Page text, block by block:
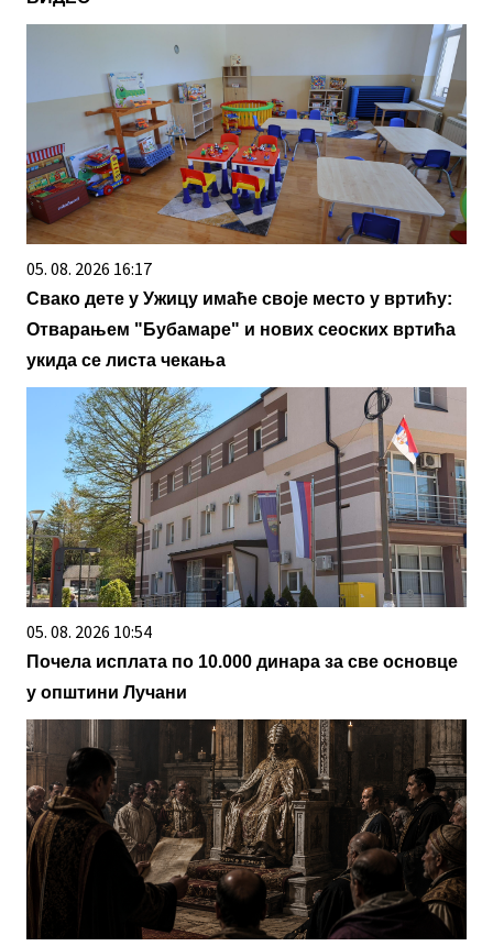
05. 08. 2026 16:17
Свако дете у Ужицу имаће своје место у вртићу:
Отварањем "Бубамаре" и нових сеоских вртића
укида се листа чекања
05. 08. 2026 10:54
Почела исплата по 10.000 динара за све основце
у општини Лучани